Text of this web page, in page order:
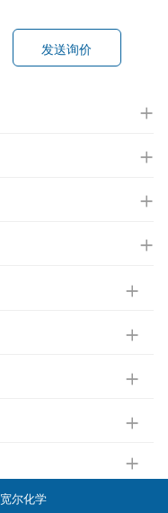
发送询价
宽尔化学